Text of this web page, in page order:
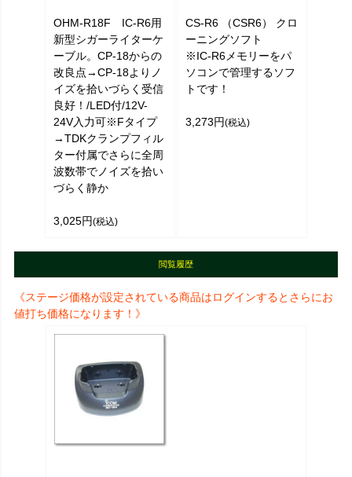
OHM-R18F IC-R6用
新型シガーライターケ
ーブル。CP-18からの
改良点→CP-18よりノ
イズを拾いづらく受信
良好！/LED付/12V-
24V入力可※Fタイプ
→TDKクランプフィル
ター付属でさらに全周
波数帯でノイズを拾い
づらく静か
3,025円(税込)
CS-R6 （CSR6） クロ
ーニングソフト
※IC-R6メモリーをパ
ソコンで管理するソフ
トです！
3,273円(税込)
閲覧履歴
《ステージ価格が設定されている商品はログインするとさらにお
値打ち価格になります！》